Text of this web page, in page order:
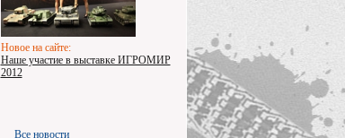
Новое на сайте:
Наше участие в выставке ИГРОМИР
2012
Все новости